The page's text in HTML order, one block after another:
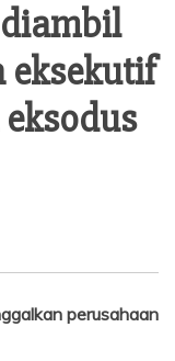
eksekutif
perusahaan